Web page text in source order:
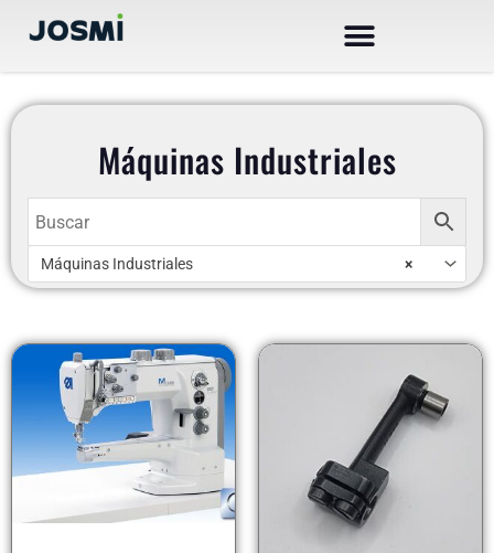
Máquinas Industriales
×
Máquinas Industriales